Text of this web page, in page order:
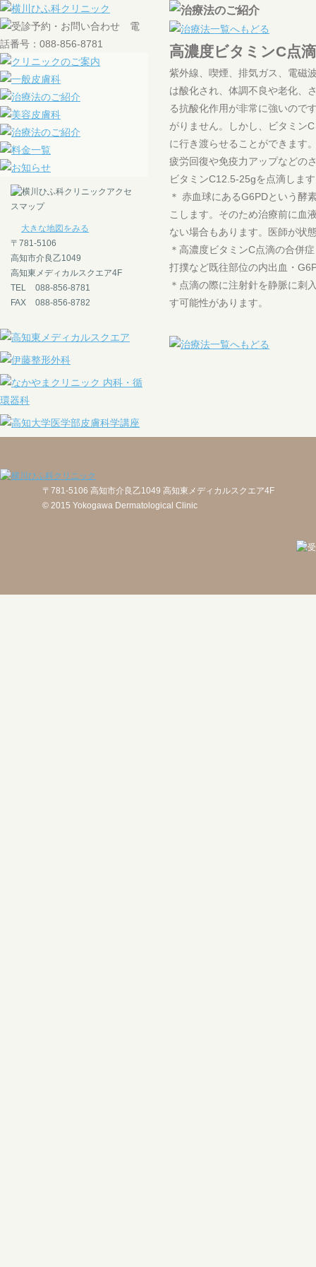
大きな地図をみる
〒781-5106
高知市介良乙1049
高知東メディカルスクエア4F
TEL
088-856-8781
FAX
088-856-8782
高濃度ビタミンC点
紫外線、喫煙、排気ガス、電磁
は酸化され、体調不良や老化、
る抗酸化作用が非常に強いので
がりません。しかし、ビタミン
に行き渡らせることができます
疲労回復や免疫力アップなどの
ビタミンC12.5-25gを点滴しま
＊ 赤血球にあるG6PDという酵
こします。そのため治療前に血
ない場合もあります。医師が状
＊高濃度ビタミンC点滴の合併
打撲など既往部位の内出血・
＊点滴の際に注射針を静脈に刺
す可能性があります。
〒781-5106 高知市介良乙1049 高知東メディカルスクエア4F
© 2015 Yokogawa Dermatological Clinic